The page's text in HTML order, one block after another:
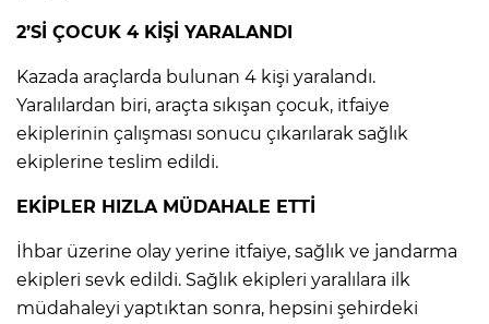
2’Sİ ÇOCUK 4 KİŞİ YARALANDI
Kazada araçlarda bulunan 4 kişi yaralandı.
Yaralılardan biri, araçta sıkışan çocuk, itfaiye
ekiplerinin çalışması sonucu çıkarılarak sağlık
ekiplerine teslim edildi.
EKİPLER HIZLA MÜDAHALE ETTİ
İhbar üzerine olay yerine itfaiye, sağlık ve jandarma
ekipleri sevk edildi. Sağlık ekipleri yaralılara ilk
müdahaleyi yaptıktan sonra, hepsini şehirdeki